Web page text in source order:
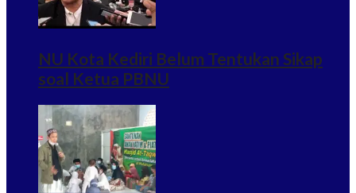
NU Kota Kediri Belum Tentukan Sikap
soal Ketua PBNU